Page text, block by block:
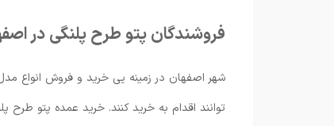
فروشندگان پتو طرح پلنگی در
شهر اصفهان در زمینه یی خرید و فروش انواع
توانند اقدام به خرید کنند. خرید عمده پتو